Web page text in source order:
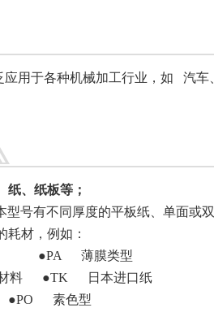
应用于各种机械加工行业，如 汽
纸、纸板等；
型号有不同厚度的平板纸、单面或
耗材，例如：
●PA 薄膜类型
料 ●TK 日本进口纸
素色型